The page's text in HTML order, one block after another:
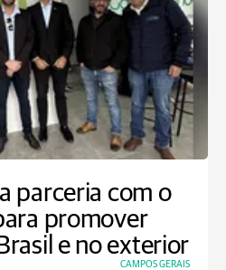
parceria com o
promover
e no exterior
CAMPOS GERAIS